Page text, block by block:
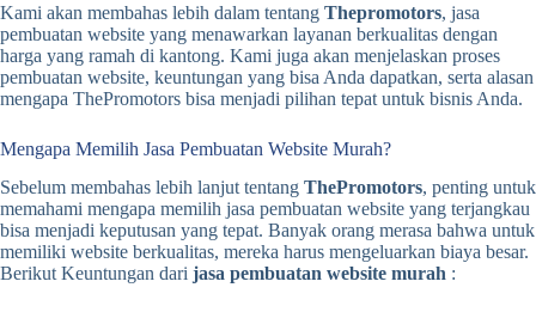
Kami akan membahas lebih dalam tentang Thepromotors, jasa
pembuatan website yang menawarkan layanan berkualitas dengan
harga yang ramah di kantong. Kami juga akan menjelaskan proses
pembuatan website, keuntungan yang bisa Anda dapatkan, serta alasan
mengapa ThePromotors bisa menjadi pilihan tepat untuk bisnis Anda.
Mengapa Memilih Jasa Pembuatan Website Murah?
Sebelum membahas lebih lanjut tentang ThePromotors, penting untuk
memahami mengapa memilih jasa pembuatan website yang terjangkau
bisa menjadi keputusan yang tepat. Banyak orang merasa bahwa untuk
memiliki website berkualitas, mereka harus mengeluarkan biaya besar.
Berikut Keuntungan dari jasa pembuatan website murah :